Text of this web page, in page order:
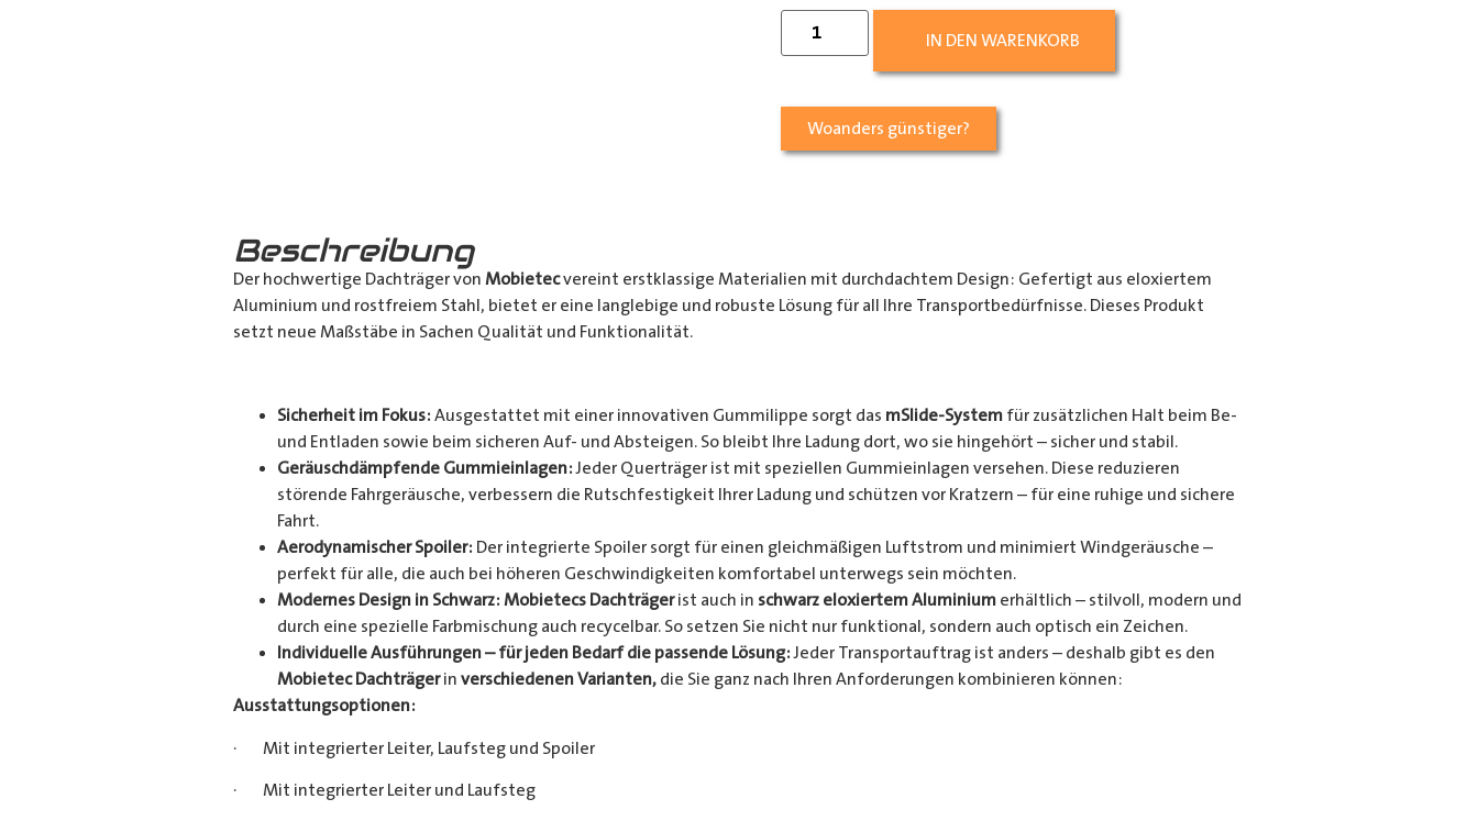
IN DEN WARENKORB
Woanders günstiger?
Beschreibung
Der hochwertige Dachträger von Mobietecvereint erstklassige Materialien mit durchdachtem Design: Gefertigt aus eloxiertem
Aluminium und rostfreiem Stahl, bietet er eine langlebige und robuste Lösung für all Ihre Transportbedürfnisse. Dieses Produkt
setzt neue Maßstäbe in Sachen Qualität und Funktionalität.
Sicherheit im Fokus: Ausgestattet mit einer innovativen Gummilippe sorgt das mSlide-Systemfür zusätzlichen Halt beim Be-
und Entladen sowie beim sicheren Auf- und Absteigen. So bleibt Ihre Ladung dort, wo sie hingehört – sicher und stabil.
Geräuschdämpfende Gummieinlagen:Jeder Querträger ist mit speziellen Gummieinlagen versehen. Diese reduzieren
störende Fahrgeräusche, verbessern die Rutschfestigkeit Ihrer Ladung und schützen vor Kratzern – für eine ruhige und sichere
Fahrt.
Aerodynamischer Spoiler: Der integrierte Spoiler sorgt für einen gleichmäßigen Luftstrom und minimiert Windgeräusche –
perfekt für alle, die auch bei höheren Geschwindigkeiten komfortabel unterwegs sein möchten.
Modernes Design in Schwarz: Mobietecs Dachträgerist auch in schwarz eloxiertem Aluminiumerhältlich – stilvoll, modern und
durch eine spezielle Farbmischung auch recycelbar. So setzen Sie nicht nur funktional, sondern auch optisch ein Zeichen.
Individuelle Ausführungen – für jeden Bedarf die passende Lösung:Jeder Transportauftrag ist anders – deshalb gibt es den
Mobietec Dachträgerin verschiedenen Varianten,die Sie ganz nach Ihren Anforderungen kombinieren können:
Ausstattungsoptionen:
· Mit integrierter Leiter, Laufsteg und Spoiler
· Mit integrierter Leiter und Laufsteg